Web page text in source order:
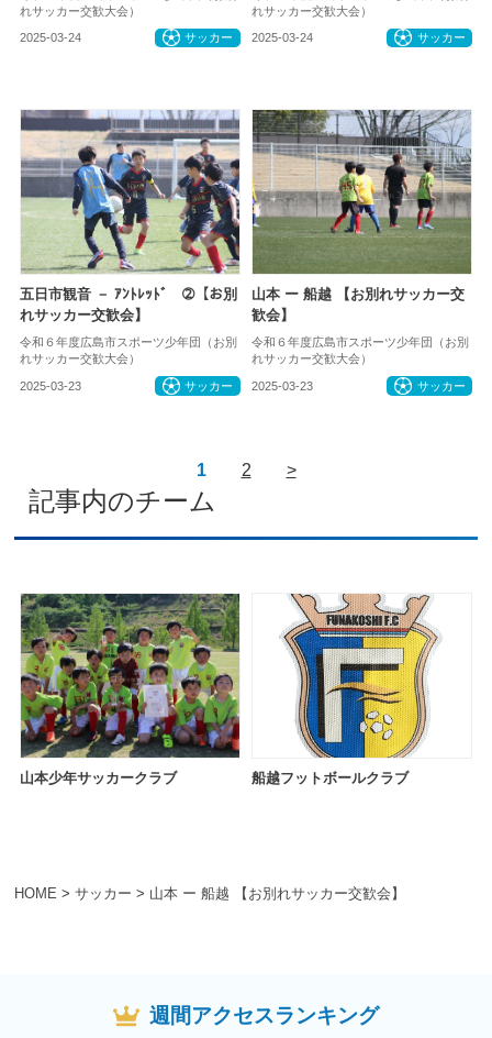
HOME > サッカー > 山本 ー 船越 【お別れサッカー交歓会】
れサッカー交歓大会）
2025-03-24 サッカー
れサッカー交歓大会）
2025-03-24 サッカー
五日市観音 － ｱﾝﾄﾚｯﾄﾞ ➁【お別
れサッカー交歓会】
令和６年度広島市スポーツ少年団（お別
れサッカー交歓大会）
2025-03-23 サッカー
山本 ー 船越 【お別れサッカー交
歓会】
令和６年度広島市スポーツ少年団（お別
れサッカー交歓大会）
2025-03-23 サッカー
1 2 >
記事内のチーム
山本少年サッカークラブ 船越フットボールクラブ
週間アクセスランキング